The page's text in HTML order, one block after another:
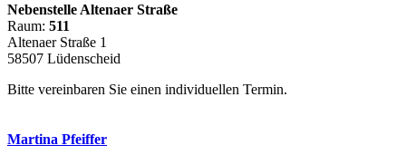
Nebenstelle Altenaer Straße
Raum: 511
Altenaer Straße 1
58507 Lüdenscheid
Bitte vereinbaren Sie einen individuellen Termin.
Martina Pfeiffer